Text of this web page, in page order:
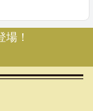
！